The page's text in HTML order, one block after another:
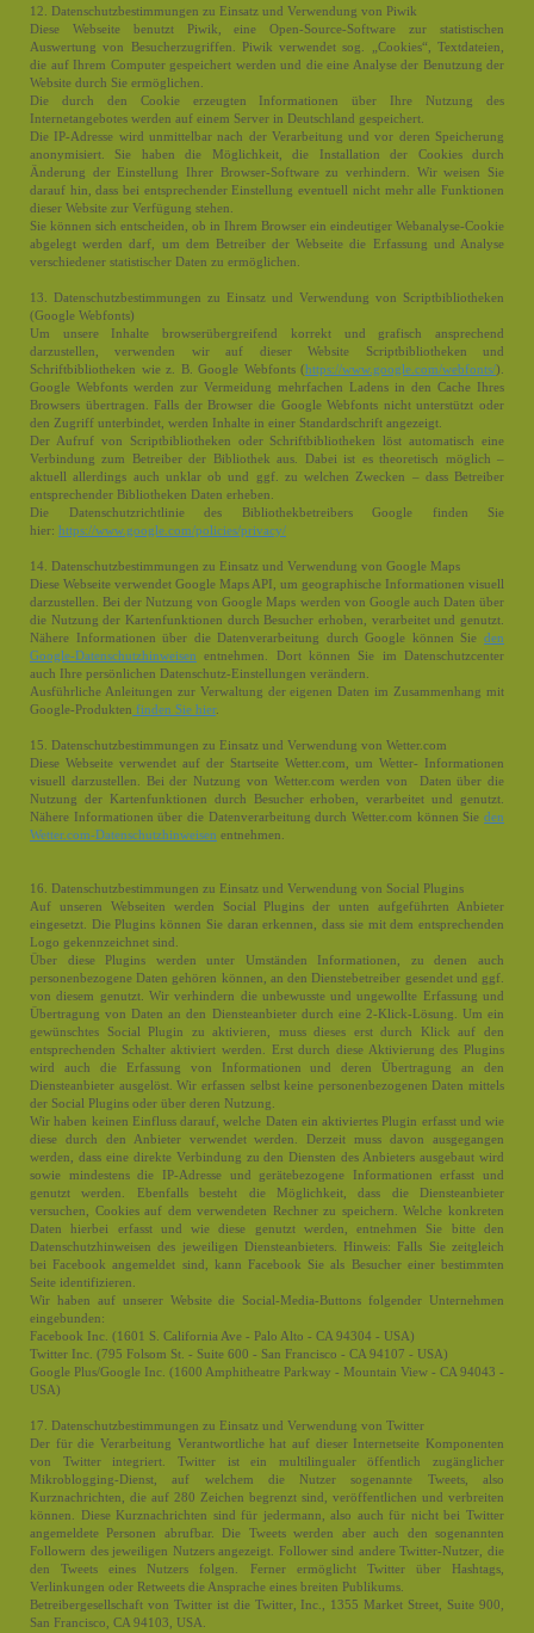
12. Datenschutzbestimmungen zu Einsatz und Verwendung von Piwik
Diese Webseite benutzt Piwik, eine Open-Source-Software zur statistischen
Auswertung von Besucherzugriffen. Piwik verwendet sog. „Cookies“, Textdateien,
die auf Ihrem Computer gespeichert werden und die eine Analyse der Benutzung der
Website durch Sie ermöglichen.
Die durch den Cookie erzeugten Informationen über Ihre Nutzung des
Internetangebotes werden auf einem Server in Deutschland gespeichert.
Die IP-Adresse wird unmittelbar nach der Verarbeitung und vor deren Speicherung
anonymisiert. Sie haben die Möglichkeit, die Installation der Cookies durch
Änderung der Einstellung Ihrer Browser-Software zu verhindern. Wir weisen Sie
darauf hin, dass bei entsprechender Einstellung eventuell nicht mehr alle Funktionen
dieser Website zur Verfügung stehen.
Sie können sich entscheiden, ob in Ihrem Browser ein eindeutiger Webanalyse-Cookie
abgelegt werden darf, um dem Betreiber der Webseite die Erfassung und Analyse
verschiedener statistischer Daten zu ermöglichen.
13. Datenschutzbestimmungen zu Einsatz und Verwendung von Scriptbibliotheken
(Google Webfonts)
Um unsere Inhalte browserübergreifend korrekt und grafisch ansprechend
darzustellen, verwenden wir auf dieser Website Scriptbibliotheken und
Schriftbibliotheken wie z. B. Google Webfonts (https://www.google.com/webfonts/).
Google Webfonts werden zur Vermeidung mehrfachen Ladens in den Cache Ihres
Browsers übertragen. Falls der Browser die Google Webfonts nicht unterstützt oder
den Zugriff unterbindet, werden Inhalte in einer Standardschrift angezeigt.
Der Aufruf von Scriptbibliotheken oder Schriftbibliotheken löst automatisch eine
Verbindung zum Betreiber der Bibliothek aus. Dabei ist es theoretisch möglich –
aktuell allerdings auch unklar ob und ggf. zu welchen Zwecken – dass Betreiber
entsprechender Bibliotheken Daten erheben.
Die Datenschutzrichtlinie des Bibliothekbetreibers Google finden Sie
hier: https://www.google.com/policies/privacy/
14. Datenschutzbestimmungen zu Einsatz und Verwendung von Google Maps
Diese Webseite verwendet Google Maps API, um geographische Informationen visuell
darzustellen. Bei der Nutzung von Google Maps werden von Google auch Daten über
die Nutzung der Kartenfunktionen durch Besucher erhoben, verarbeitet und genutzt.
Nähere Informationen über die Datenverarbeitung durch Google können Sie den
Google-Datenschutzhinweisen entnehmen. Dort können Sie im Datenschutzcenter
auch Ihre persönlichen Datenschutz-Einstellungen verändern.
Ausführliche Anleitungen zur Verwaltung der eigenen Daten im Zusammenhang mit
Google-Produkten finden Sie hier.
15. Datenschutzbestimmungen zu Einsatz und Verwendung von Wetter.com
Diese Webseite verwendet auf der Startseite Wetter.com, um Wetter- Informationen
visuell darzustellen. Bei der Nutzung von Wetter.com werden von Daten über die
Nutzung der Kartenfunktionen durch Besucher erhoben, verarbeitet und genutzt.
Nähere Informationen über die Datenverarbeitung durch Wetter.com können Sie den
Wetter.com-Datenschutzhinweisen entnehmen.
16. Datenschutzbestimmungen zu Einsatz und Verwendung von Social Plugins
Auf unseren Webseiten werden Social Plugins der unten aufgeführten Anbieter
eingesetzt. Die Plugins können Sie daran erkennen, dass sie mit dem entsprechenden
Logo gekennzeichnet sind.
Über diese Plugins werden unter Umständen Informationen, zu denen auch
personenbezogene Daten gehören können, an den Dienstebetreiber gesendet und ggf.
von diesem genutzt. Wir verhindern die unbewusste und ungewollte Erfassung und
Übertragung von Daten an den Diensteanbieter durch eine 2-Klick-Lösung. Um ein
gewünschtes Social Plugin zu aktivieren, muss dieses erst durch Klick auf den
entsprechenden Schalter aktiviert werden. Erst durch diese Aktivierung des Plugins
wird auch die Erfassung von Informationen und deren Übertragung an den
Diensteanbieter ausgelöst. Wir erfassen selbst keine personenbezogenen Daten mittels
der Social Plugins oder über deren Nutzung.
Wir haben keinen Einfluss darauf, welche Daten ein aktiviertes Plugin erfasst und wie
diese durch den Anbieter verwendet werden. Derzeit muss davon ausgegangen
werden, dass eine direkte Verbindung zu den Diensten des Anbieters ausgebaut wird
sowie mindestens die IP-Adresse und gerätebezogene Informationen erfasst und
genutzt werden. Ebenfalls besteht die Möglichkeit, dass die Diensteanbieter
versuchen, Cookies auf dem verwendeten Rechner zu speichern. Welche konkreten
Daten hierbei erfasst und wie diese genutzt werden, entnehmen Sie bitte den
Datenschutzhinweisen des jeweiligen Diensteanbieters. Hinweis: Falls Sie zeitgleich
bei Facebook angemeldet sind, kann Facebook Sie als Besucher einer bestimmten
Seite identifizieren.
Wir haben auf unserer Website die Social-Media-Buttons folgender Unternehmen
eingebunden:
Facebook Inc. (1601 S. California Ave - Palo Alto - CA 94304 - USA)
Twitter Inc. (795 Folsom St. - Suite 600 - San Francisco - CA 94107 - USA)
Google Plus/Google Inc. (1600 Amphitheatre Parkway - Mountain View - CA 94043 -
USA)
17. Datenschutzbestimmungen zu Einsatz und Verwendung von Twitter
Der für die Verarbeitung Verantwortliche hat auf dieser Internetseite Komponenten
von Twitter integriert. Twitter ist ein multilingualer öffentlich zugänglicher
Mikroblogging-Dienst, auf welchem die Nutzer sogenannte Tweets, also
Kurznachrichten, die auf 280 Zeichen begrenzt sind, veröffentlichen und verbreiten
können. Diese Kurznachrichten sind für jedermann, also auch für nicht bei Twitter
angemeldete Personen abrufbar. Die Tweets werden aber auch den sogenannten
Followern des jeweiligen Nutzers angezeigt. Follower sind andere Twitter-Nutzer, die
den Tweets eines Nutzers folgen. Ferner ermöglicht Twitter über Hashtags,
Verlinkungen oder Retweets die Ansprache eines breiten Publikums.
Betreibergesellschaft von Twitter ist die Twitter, Inc., 1355 Market Street, Suite 900,
San Francisco, CA 94103, USA.